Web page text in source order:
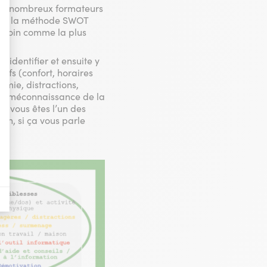
qui seront affichées sur les pages de Google.
a des conversions.
a des conversions.
de publicité numérique centrée sur le consommateur.
nombreux formateurs
la méthode SWOT
loin comme la plus
identifier et ensuite y
(confort, horaires
distractions,
méconnaissance de la
vous êtes l’un des
si ça vous parle